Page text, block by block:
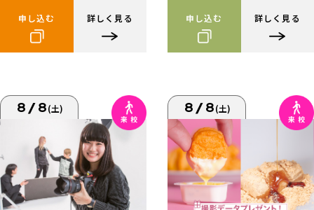
申し込む 詳しく見る 申し込む 詳しく見る
8/8(土) 8/8(土)